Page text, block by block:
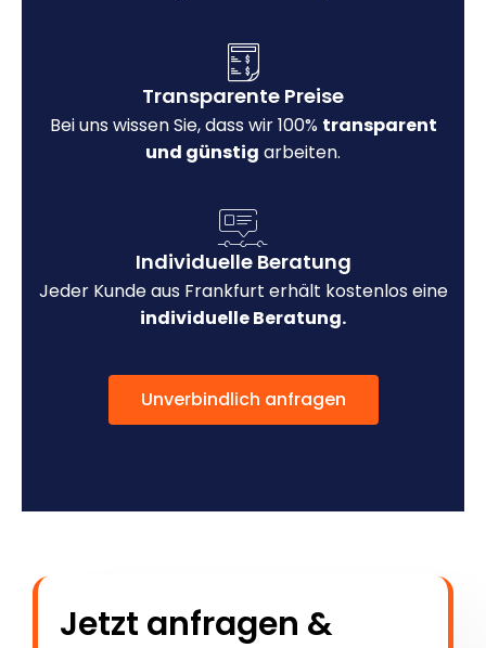
Transparente Preise
Bei uns wissen Sie, dass wir 100% transparent
und günstig arbeiten.
Individuelle Beratung
Jeder Kunde aus Frankfurt erhält kostenlos eine
individuelle Beratung.
Unverbindlich anfragen
Jetzt anfragen &